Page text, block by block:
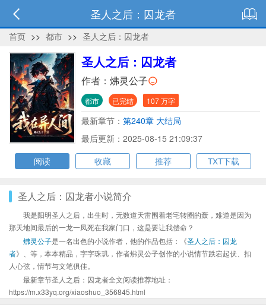
圣人之后：囚龙者
首页 >> 都市 >> 圣人之后：囚龙者
圣人之后：囚龙者
作者： 炥灵公子
都市 已完结 107 万字
最新章节： 第240章 大结局
最后更新：2025-08-15 21:09:37
阅读
收藏 推荐 TXT下载
圣人之后：囚龙者小说简介
我是阳明圣人之后，出生时，无数道天雷围着老宅转圈的轰，难道是因为
那天地间最后的一龙一凤死在我家门口，这是要让我偿命？
炥灵公子是一名出色的小说作者，他的作品包括：《圣人之后：囚龙
者》、等，本本精品，字字珠玑，作者炥灵公子创作的小说情节跌宕起伏、扣
人心弦，情节与文笔俱佳。
最新章节圣人之后：囚龙者全文阅读推荐地址：
https://m.x33yq.org/xiaoshuo_356845.html